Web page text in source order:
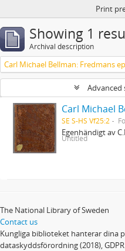
Print
Showing 1
Archival description
Advanced
SE S-HS Vf25:2
Egenhändigt av
Untitled
The National Library of Sweden
Contact us
Kungliga biblioteket hanterar dina
dataskyddsförordning (2018),